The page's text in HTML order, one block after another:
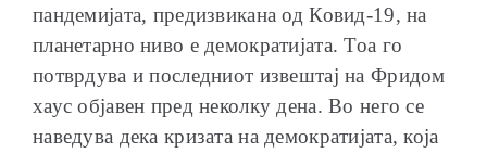
пандемијата, предизвикана од Ковид-19, на
планетарно ниво е демократијата. Тоа го
потврдува и последниот извештај на Фридом
хаус објавен пред неколку дена. Во него се
наведува дека кризата на демократијата, која